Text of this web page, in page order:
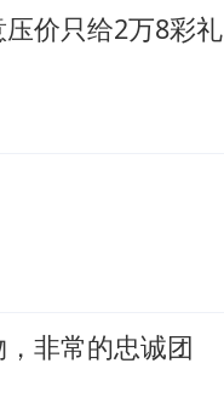
价只给2万8彩礼
非常的忠诚团